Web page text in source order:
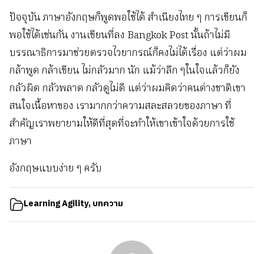
ปัจจุบัน ภาษาอังกฤษก็พูดพอใช้ได้ สำเนียงไทย ๆ การเขียนก็
พอใช้ได้เช่นกัน งานเขียนที่ลง Bangkok Post นั้นถ้าไม่มี
บรรณาธิการมาช่วยตรวจไวยากรณ์ก็คงไม่ได้เรื่อง แต่ว่าผม
กล้าพูด กล้าเขียน ไม่กลัวมาก นัก แม้ว่าลึก ๆในใจแล้วก็ยัง
กลัวผิด กลัวพลาด กลัวดูไม่ดี แต่ว่าผมคิดว่าคนต่างชาติเขา
สนใจเนื้อหาของ เรามากกว่าความสละสลวยของภาษา ที่
สำคัญเราพยายามให้ดีที่สุดที่จะทำให้เขาเข้าใจด้วยการใช้
ภาษา
อังกฤษแบบง่าย ๆ ครับ
Learning Agility,บทความ